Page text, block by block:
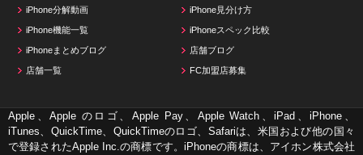
iPhone分解動画 iPhone見分け方
iPhone機能一覧 iPhoneスペック比較
iPhoneまとめブログ 店舗ブログ
店舗一覧 FC加盟店募集
Apple、Apple のロゴ、Apple Pay、Apple Watch、iPad、iPhone、
iTunes、QuickTime、QuickTimeのロゴ、Safariは、米国および他の国々
で登録されたApple Inc.の商標です。iPhoneの商標は、アイホン株式会社